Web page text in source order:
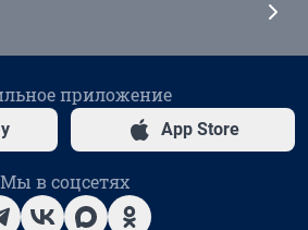
приложение
App Store
Мы в соцсетях